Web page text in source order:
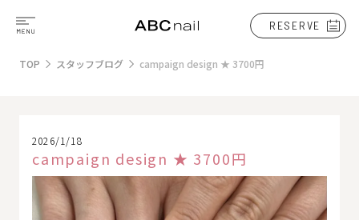
RESERVE
TOP スタッフブログ campaign design ★ 3700円
2026/1/18
campaign design ★ 3700円